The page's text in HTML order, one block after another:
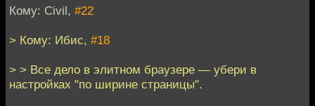
Кому: Civil, #22
> Кому: Ибис, #18
> > Все дело в элитном браузере — убери в
настройках "по ширине страницы".